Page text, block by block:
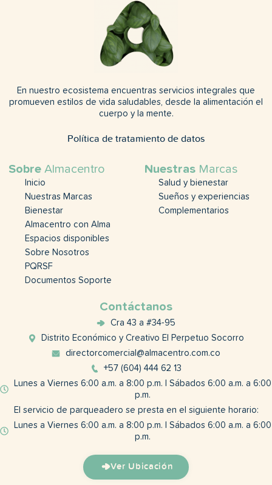
En nuestro ecosistema encuentras servicios integrales que
promueven estilos de vida saludables, desde la alimentación el
cuerpo y la mente.
Política de tratamiento de datos
Sobre Almacentro
Inicio
Nuestras Marcas
Bienestar
Almacentro con Alma
Espacios disponibles
Sobre Nosotros
PQRSF
Documentos Soporte
Nuestras Marcas
Salud y bienestar
Sueños y experiencias
Complementarios
Contáctanos
Cra 43 a #34-95
Distrito Económico y Creativo El Perpetuo Socorro
directorcomercial@almacentro.com.co
+57 (604) 444 62 13
Lunes a Viernes 6:00 a.m. a 8:00 p.m. | Sábados 6:00 a.m. a 6:00
p.m.
El servicio de parqueadero se presta en el siguiente horario:
Lunes a Viernes 6:00 a.m. a 8:00 p.m. | Sábados 6:00 a.m. a 6:00
p.m.
Ver Ubicación